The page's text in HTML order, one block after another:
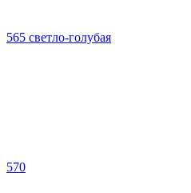
565 светло-голубая
570